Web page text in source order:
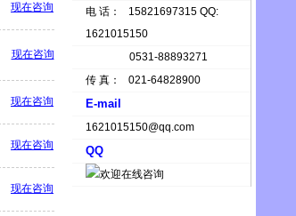
济南华维在分子水平上
可以提供的筛选服务包
括，聚合ADP核糖聚合
酶，酪氨酸激酶，蛋白酪
氨酸磷酸酶
氨酸激酶，组蛋白去乙酰
化酶，组蛋白去甲基化
酶，组蛋白甲基转移酶，
电 话： 15821697315 QQ:
1621015150
0531-88893271
传 真： 021-64828900
E-mail
1621015150@qq.com
QQ
现在咨询
现在咨询
现在咨询
现在咨询
现在咨询